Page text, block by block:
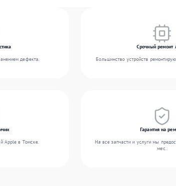
дефекта.
Срочный ремонт
Большинство устройств
Apple в Томске.
Гарантия на
На все запчасти и услуги мы
мес.